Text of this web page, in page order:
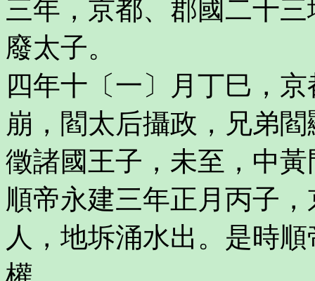
三年，京都、郡國二十
廢太子。
四年十〔一〕月丁巳，
崩，閻太后攝政，兄弟
徵諸國王子，未至，中
順帝永建三年正月丙子
人，地坼涌水出。是時
權。